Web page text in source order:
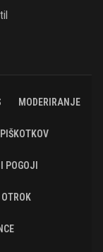
MODERIRANJE
POGOJI